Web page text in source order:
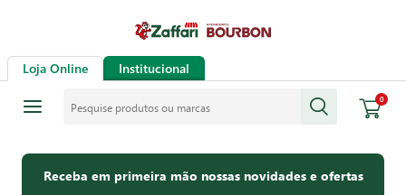
Loja Online Institucional
0
Receba em primeira mão nossas novidades e ofertas